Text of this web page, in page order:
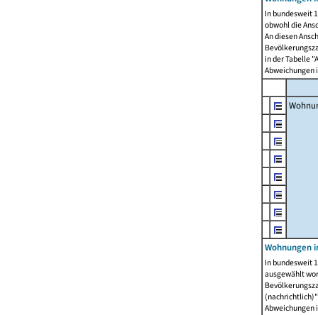
In bundesweit
obwohl die
An diesen
in der Tabelle
Abweichungen
Wohnungen
In bundesweit
ausgewählt
Abweichungen